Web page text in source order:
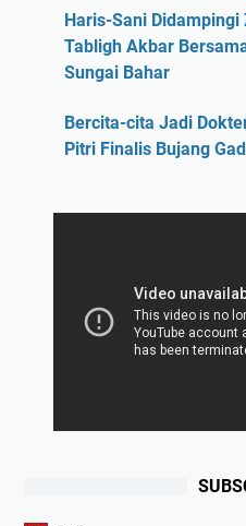
Haris-Sani Didampingi
Tabligh Akbar
Sungai Bahar
Bercita-cita Jadi
Pitri Finalis Bujang